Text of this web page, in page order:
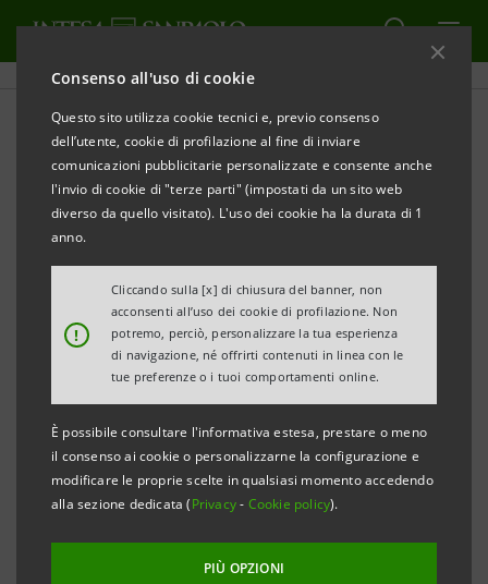
Consenso all'uso di cookie
Questo sito utilizza cookie tecnici e, previo consenso
dell’utente, cookie di profilazione al fine di inviare
comunicazioni pubblicitarie personalizzate e consente anche
l'invio di cookie di "terze parti" (impostati da un sito web
diverso da quello visitato). L'uso dei cookie ha la durata di 1
anno.
!
Cliccando sulla [x] di chiusura del banner, non
acconsenti all’uso dei cookie di profilazione. Non
potremo, perciò, personalizzare la tua esperienza
di navigazione, né offrirti contenuti in linea con le
tue preferenze o i tuoi comportamenti online.
È possibile consultare l'informativa estesa, prestare o meno
il consenso ai cookie o personalizzarne la configurazione e
modificare le proprie scelte in qualsiasi momento accedendo
alla sezione dedicata (Privacy- Cookie policy).
PIÙ OPZIONI
Attenzione!
STAMPA
Per conferire delega alle Associazioni si prega di
seguire scrupolosamente le istruzioni fornite.
Non verranno accettate deleghe conferite con
strumenti diversi da quelli indicati di seguito.
Ad oggi le Associazioni di Azionisti di cui Intesa
Sanpaolo ha ricevuto Comunicazione sono: